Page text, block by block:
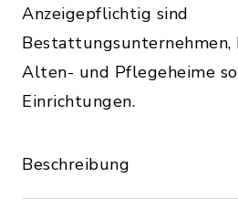
Anzeigepflichtig sind
Bestattungsunternehmen,
Alten- und Pflegeheime
Einrichtungen.
Beschreibung